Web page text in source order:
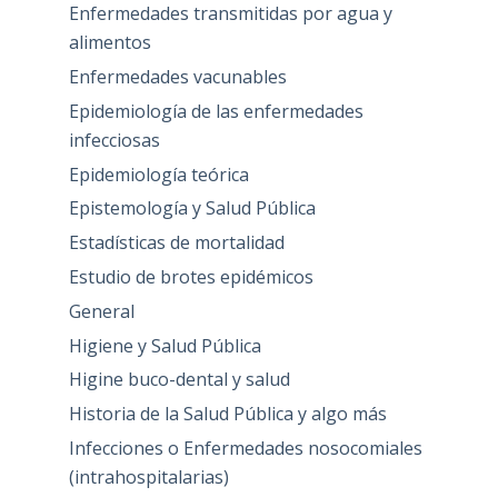
Enfermedades transmitidas por agua y
alimentos
Enfermedades vacunables
Epidemiología de las enfermedades
infecciosas
Epidemiología teórica
Epistemología y Salud Pública
Estadísticas de mortalidad
Estudio de brotes epidémicos
General
Higiene y Salud Pública
Higine buco-dental y salud
Historia de la Salud Pública y algo más
Infecciones o Enfermedades nosocomiales
(intrahospitalarias)